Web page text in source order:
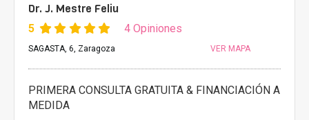
Dr. J. Mestre Feliu
5 4 Opiniones
SAGASTA, 6, Zaragoza VER MAPA
PRIMERA CONSULTA GRATUITA & FINANCIACIÓN A
MEDIDA